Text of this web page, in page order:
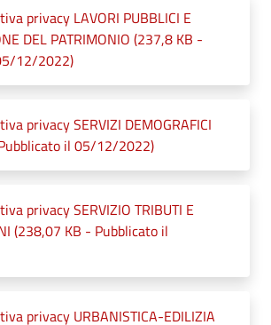
privacy LAVORI PUBBLICI E
DEL PATRIMONIO (237,8 KB -
12/2022)
privacy SERVIZI DEMOGRAFICI
il 05/12/2022)
privacy SERVIZIO TRIBUTI E
(238,07 KB - Pubblicato il
privacy URBANISTICA-EDILIZIA